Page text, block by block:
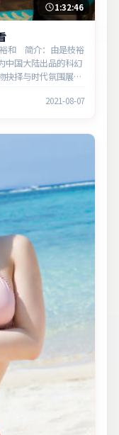
1:32:46
和 简介：由是枝裕
中国大陆出品的科幻
抉择与时代氛围展
2021-08-07